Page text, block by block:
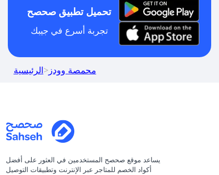
تحميل تطبيق صحصح
تجربة أسرع في جيبك
الرئيسية> محمصة وودز
يساعد موقع صحصح المستخدمين في العثور على أفضل
أكواد الخصم للمتاجر عبر الإنترنت وتطبيقات التوصيل